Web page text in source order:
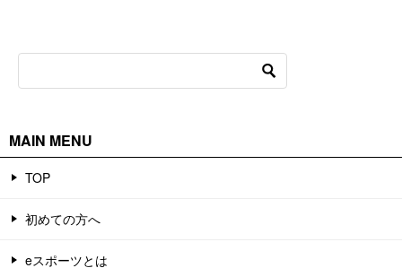
MAIN MENU
TOP
初めての方へ
eスポーツとは